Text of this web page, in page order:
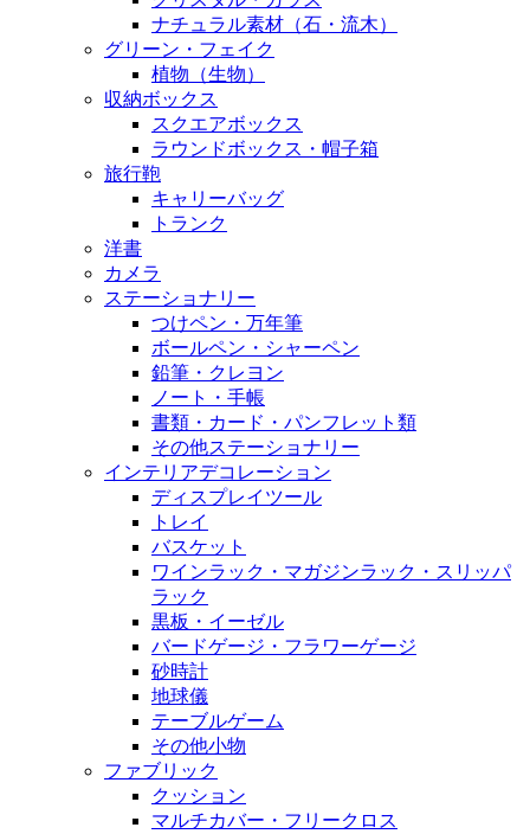
ナチュラル素材（石・流木）
グリーン・フェイク
植物（生物）
収納ボックス
スクエアボックス
ラウンドボックス・帽子箱
旅行鞄
キャリーバッグ
トランク
洋書
カメラ
ステーショナリー
つけペン・万年筆
ボールペン・シャーペン
鉛筆・クレヨン
ノート・手帳
書類・カード・パンフレット類
その他ステーショナリー
インテリアデコレーション
ディスプレイツール
トレイ
バスケット
ワインラック・マガジンラック・スリッパ
ラック
黒板・イーゼル
バードゲージ・フラワーゲージ
砂時計
地球儀
テーブルゲーム
その他小物
ファブリック
クッション
マルチカバー・フリークロス